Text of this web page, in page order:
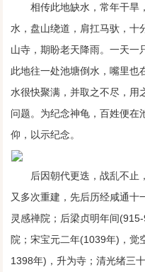
相传此地缺水，常年干旱
水，盘山绕道，肩扛马驮，十
山寺，期盼老天降雨。一天一
此地往一处池塘倒水，嘴里也
水很快聚满，并取之不尽，用
问题。为纪念神龟，百姓便在
仰，以示纪念。
后因朝代更迭，战乱不止
又多次重建，先后历经咸通
灵感禅院；后梁贞明年间
院；宋宝元二年(1039年)，觉
1398年)，升为寺；清光绪三